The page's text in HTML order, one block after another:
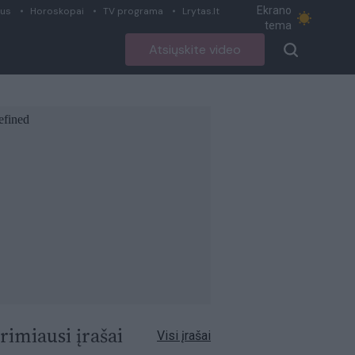
Horoskopai TV programa Lrytas.lt
Ekrano
tema
Atsiųskite video
įrašai Visi įrašai